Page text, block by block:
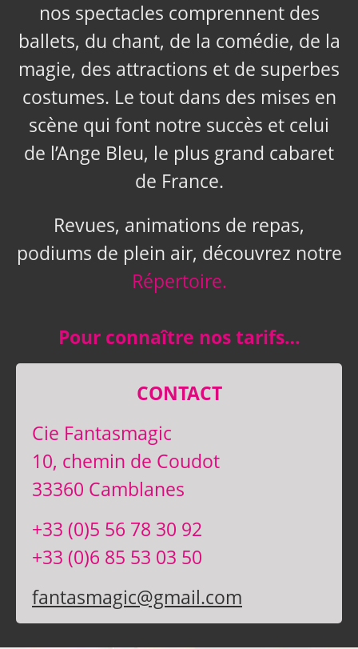
nos spectacles comprennent des
ballets, du chant, de la comédie, de la
magie, des attractions et de superbes
costumes. Le tout dans des mises en
scène qui font notre succès et celui
de l’Ange Bleu, le plus grand cabaret
de France.
Revues, animations de repas,
podiums de plein air, découvrez notre
Répertoire.
Pour connaître nos tarifs…
CONTACT
Cie Fantasmagic
10, chemin de Coudot
33360 Camblanes
+33 (0)5 56 78 30 92
+33 (0)6 85 53 03 50
fantasmagic@gmail.com